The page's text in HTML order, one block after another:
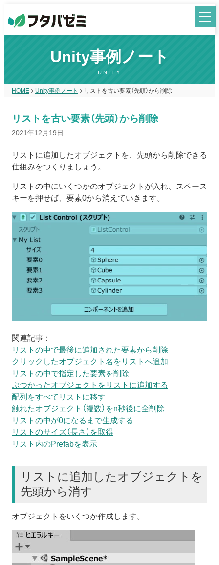
Unity事例ノート
UNITY
HOME Unity事例ノート リストを古い要素（先頭）から削除
リストを古い要素（先頭）から削除
2021年12月19日
リストに追加したオブジェクトを、先頭から削除できる
仕組みをつくりましょう。
リストの中にいくつかのオブジェクトが入れ、スペース
キーを押せば、要素0から消えていきます。
関連記事：
リストの中で最後に追加された要素から削除
クリックしたオブジェクト名をリストへ追加
リストの中で指定した要素を削除
ぶつかったオブジェクトをリストに追加する
配列をすべてリストに移す
触れたオブジェクト（複数）をn秒後に全削除
リストの中が0になるまで生成する
リストのサイズ（長さ）を取得
リスト内のPrefabを表示
リストに追加したオブジェクトを
先頭から消す
オブジェクトをいくつか作成します。